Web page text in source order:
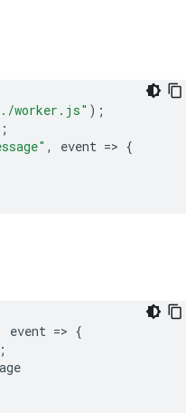
worker.js" );
, event => {
event => {
;